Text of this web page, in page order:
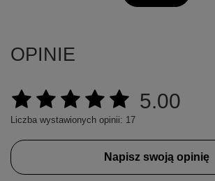
OPINIE
5.00
Liczba wystawionych opinii: 17
Napisz swoją opinię